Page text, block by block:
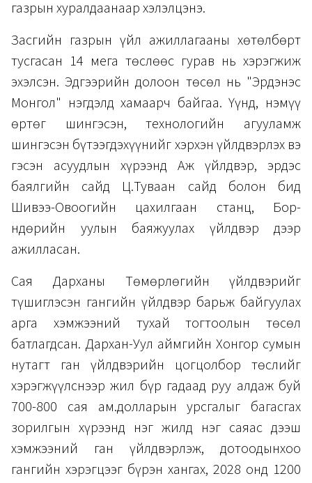
газрын хуралдаанаар хэлэлцэнэ.
Засгийн газрын үйл ажиллагааны хөтөлбөрт
тусгасан 14 мега төслөөс гурав нь хэрэгжиж
эхэлсэн. Эдгээрийн долоон төсөл нь "Эрдэнэс
Монгол" нэгдэлд хамаарч байгаа. Үүнд, нэмүү
өртөг шингэсэн, технологийн агууламж
шингэсэн бүтээгдэхүүнийг хэрхэн үйлдвэрлэх вэ
гэсэн асуудлын хүрээнд Аж үйлдвэр, эрдэс
баялгийн сайд Ц.Туваан сайд болон бид
Шивээ-Овоогийн цахилгаан станц, Бор-
Өндөрийн уулын баяжуулах үйлдвэр дээр
ажилласан.
Сая Дарханы Төмөрлөгийн үйлдвэрийг
түшиглэсэн гангийн үйлдвэр барьж байгуулах
арга хэмжээний тухай тогтоолын төсөл
батлагдсан. Дархан-Уул аймгийн Хонгор сумын
нутагт ган үйлдвэрийн цогцолбор төслийг
хэрэгжүүлснээр жил бүр гадаад руу алдаж буй
700-800 сая ам.долларын урсгалыг багасгах
зорилгын хүрээнд нэг жилд нэг саяас дээш
хэмжээний ган үйлдвэрлэж, дотоодынхоо
гангийн хэрэгцээг бүрэн хангах, 2028 онд 1200